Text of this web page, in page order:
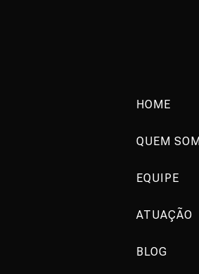
HOME
QUEM
EQUIPE
ATUAÇÃO
BLOG